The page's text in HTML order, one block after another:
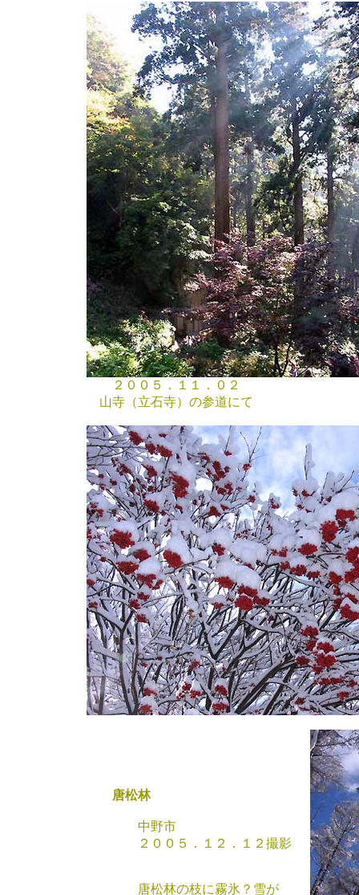
２００５．１１．０２
山寺（立石寺）の参道にて
唐松林
中野市
２００５．１２．１２撮影
唐松林の枝に霧氷？雪が